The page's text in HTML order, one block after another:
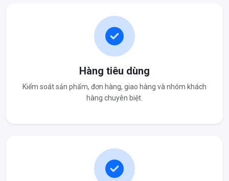
Hàng tiêu dùng
Kiểm soát sản phẩm, đơn hàng, giao hàng và nhóm khách
hàng chuyên biệt.